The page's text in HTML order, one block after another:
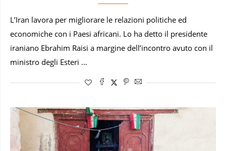
L’Iran lavora per migliorare le relazioni politiche ed
economiche con i Paesi africani. Lo ha detto il presidente
iraniano Ebrahim Raisi a margine dell’incontro avuto con il
ministro degli Esteri …